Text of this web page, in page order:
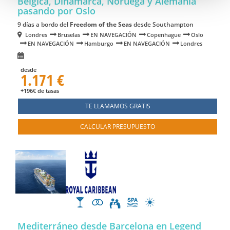
pasando por Oslo
9 días a bordo del Freedom of the Seasdesde Southampton
Londres Bruselas EN NAVEGACIÓN Copenhague
Oslo
EN NAVEGACIÓN
Hamburgo EN NAVEGACIÓN Londres
desde
1.171 €
+196€ de tasas
TE LLAMAMOS GRATIS
CALCULAR PRESUPUESTO
Mediterráneo desde Barcelona en Legend